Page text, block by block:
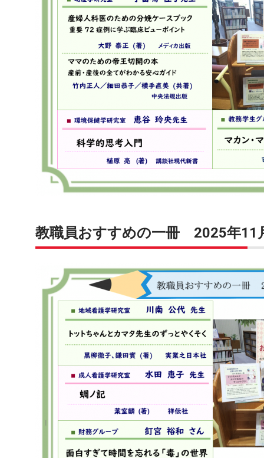
教職員おすすめの一冊 2025年11